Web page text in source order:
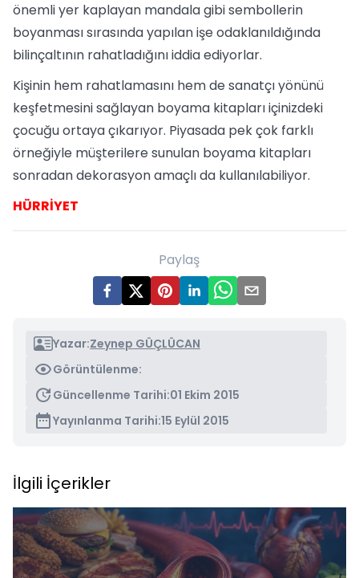
önemli yer kaplayan mandala gibi sembollerin
boyanması sırasında yapılan işe odaklanıldığında
bilinçaltının rahatladığını iddia ediyorlar.
Kişinin hem rahatlamasını hem de sanatçı yönünü
keşfetmesini sağlayan boyama kitapları içinizdeki
çocuğu ortaya çıkarıyor. Piyasada pek çok farklı
örneğiyle müşterilere sunulan boyama kitapları
sonradan dekorasyon amaçlı da kullanılabiliyor.
HÜRRİYET
Paylaş
Yazar:Zeynep GÜÇLÜCAN
Görüntülenme:
Güncellenme Tarihi:01 Ekim 2015
Yayınlanma Tarihi:15 Eylül 2015
İlgili İçerikler